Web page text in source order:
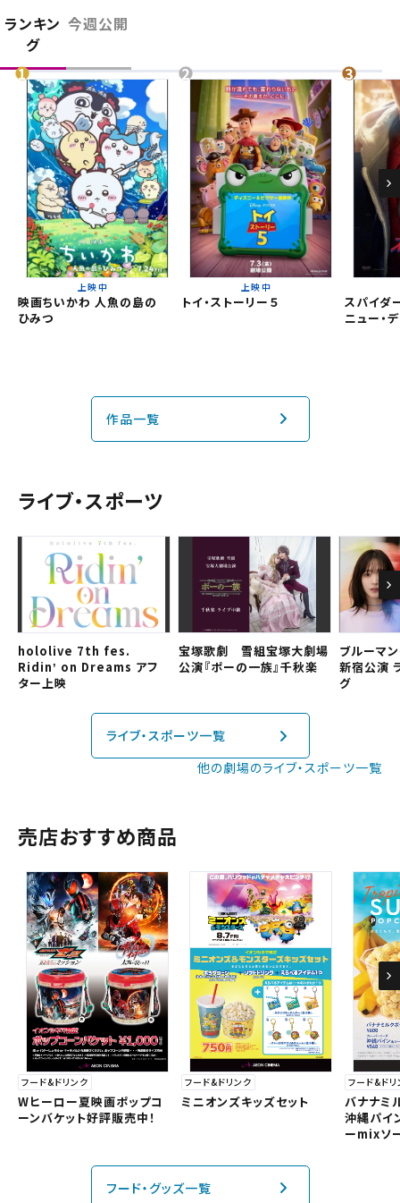
チケット購入
チケットの購入は下記リンクより、ご覧になりたい作品を選
択しご購入ください。
上映スケジュールを確認する
その他の劇場を選ぶ
無料のワタシアターライト会員もあります。
チケットの予約状況の確認及び予約を変更したい場合は、
下記リンクよりご確認ください。
予約を変更する
閉じる
名古屋茶屋
長久手
都道府県から選ぶ
北海道
東北
近畿
中国・四国
九州
ランキン
グ
今週公開
上映中
映画ちいかわ 人魚の島の
ひみつ
上映中
トイ・ストーリー５
スパイダ
ニュー・
作品一覧
ライブ・スポーツ
hololive 7th fes.
Ridinʼ on Dreams アフ
ター上映
宝塚歌劇 雪組宝塚大劇場
公演『ポーの一族』千秋楽
ブルーマ
新宿公演
グ
ライブ・スポーツ一覧
他の劇場のライブ・スポーツ一覧
売店おすすめ商品
フード&ドリンク
Wヒーロー夏映画ポップコ
ーンバケット好評販売中！
フード&ドリンク
ミニオンズキッズセット
フード&ド
バナナミ
沖縄パイ
ーmixソ
フード・グッズ一覧
閉じる
劇場を変更しますか？
劇場を変更すると、STEP2以降で選択いただいた情報は解除
されます。
閉じる
上映日を変更しますか？
上映日を変更すると、STEP3以降で選択いただいた情報は解
除されます。